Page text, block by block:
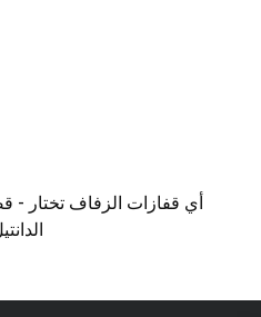
أي قفازات الزفاف تختار -